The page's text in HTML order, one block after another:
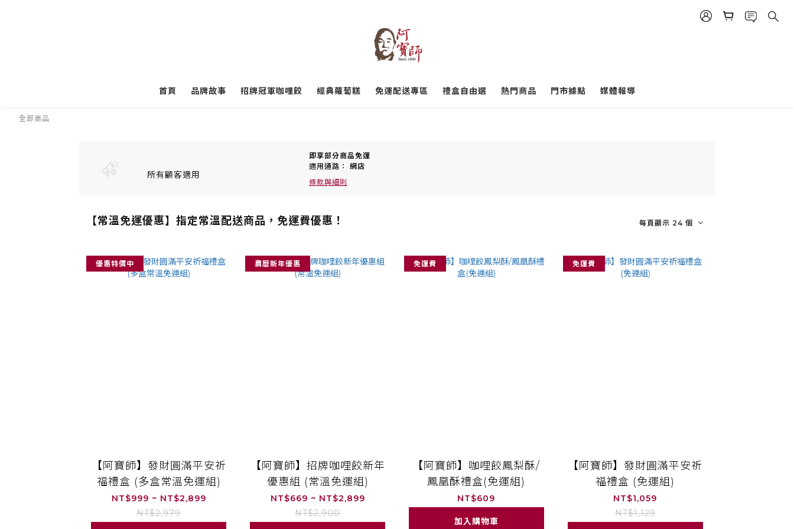
首頁 品牌故事 招牌冠軍咖哩餃 經典蘿蔔糕 免運配送專區 禮盒自由選 熱門商品 門市據點 媒體報導
全部商品
所有顧客適用
即享部分商品免運
適用通路： 網店
條款與細則
【常溫免運優惠】指定常溫配送商品，免運費優惠！ 每頁顯示 24 個
優惠特價中
【阿寶師】發財圓滿平安祈
福禮盒 (多盒常溫免運組)
NT$999 ~ NT$2,899
NT$2,979
農曆新年優惠
【阿寶師】招牌咖哩餃新年
優惠組 (常溫免運組)
NT$669 ~ NT$2,899
NT$2,900
免運費
【阿寶師】咖哩餃鳳梨酥/
鳳凰酥禮盒(免運組)
NT$609
加入購物車
免運費
【阿寶師】發財圓滿平安祈
福禮盒 (免運組)
NT$1,059
NT$1,129